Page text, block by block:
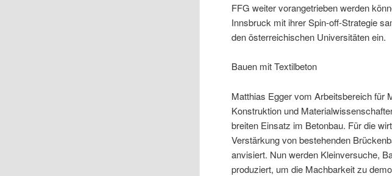
FFG weiter vorangetrieben werden
Innsbruck mit ihrer Spin-off-Strategie
den österreichischen Universitäten ein.
Bauen mit Textilbeton
Matthias Egger vom Arbeitsbereich für
Konstruktion und
breiten Einsatz im Betonbau. Für die
Verstärkung von bestehenden
anvisiert. Nun werden Kleinversuche,
produziert, um die Machbarkeit zu